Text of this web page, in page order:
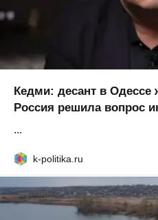
Кедми: десант в Одессе
Россия решила вопрос
...
k-politika.ru